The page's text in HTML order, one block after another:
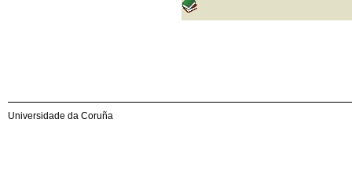
Universidade da Coruña